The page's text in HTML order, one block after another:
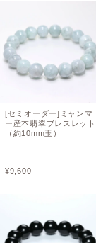
[セミオーダー]ミャンマ
ー産本翡翠ブレスレット
（約10mm玉）
¥9,600